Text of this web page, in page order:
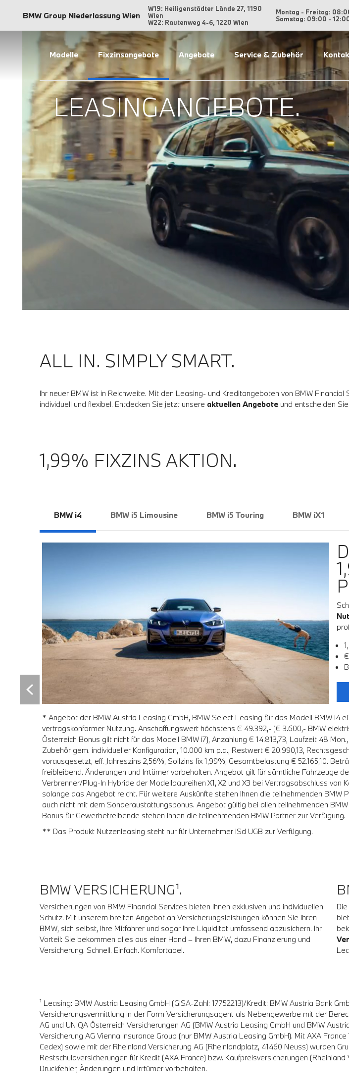
BMW Group Niederlassung Wien
W19: Heiligenstädter Lände 27, 1190
Wien
W22: Rautenweg 4-6, 1220 Wien
Montag - Freitag:
Samstag: 09:00 -
Modelle Fixzinsangebote Angebote Service & Zubehör
LEASINGANGEBOTE.
ALL IN. SIMPLY SMART.
Ihr neuer BMW ist in Reichweite. Mit den Leasing- und Kreditangeboten von BMW
individuell und flexibel. Entdecken Sie jetzt unsere aktuellen Angeboteund entscheiden
1,99% FIXZINS AKTION.
BMW i4 BMW i5 Limousine BMW i5 Touring BMW iX1
* Angebot der BMW Austria Leasing GmbH, BMW Select Leasing für das Modell BMW i4
vertragskonformer Nutzung. Anschaffungswert höchstens € 49.392,- (€ 3.600,- BMW
Österreich Bonus gilt nicht für das Modell BMW i7), Anzahlung € 14.813,73, Laufzeit 48
Zubehör gem. individueller Konfiguration, 10.000 km p.a., Restwert € 20.990,13,
vorausgesetzt, eff. Jahreszins 2,56%, Sollzins fix 1,99%, Gesamtbelastung € 52.165,10.
freibleibend. Änderungen und Irrtümer vorbehalten. Angebot gilt für sämtliche Fahrzeuge
Verbrenner/Plug-In Hybride der Modellbaureihen X1, X2 und X3 bei Vertragsabschluss von
solange das Angebot reicht. Für weitere Auskünfte stehen Ihnen die teilnehmenden
auch nicht mit dem Sonderaustattungsbonus. Angebot gültig bei allen teilnehmenden
Bonus für Gewerbetreibende stehen Ihnen die teilnehmenden BMW Partner zur Verfügung.
** Das Produkt Nutzenleasing steht nur für Unternehmer iSd UGB zur Verfügung.
BMW VERSICHERUNG¹.
Versicherungen von BMW Financial Services bieten Ihnen exklusiven und individuellen
Schutz. Mit unserem breiten Angebot an Versicherungsleistungen können Sie Ihren
BMW, sich selbst, Ihre Mitfahrer und sogar Ihre Liquidität umfassend abzusichern. Ihr
Vorteil: Sie bekommen alles aus einer Hand – Ihren BMW, dazu Finanzierung und
Versicherung. Schnell. Einfach. Komfortabel.
¹ Leasing: BMW Austria Leasing GmbH (GISA-Zahl: 17752213)/Kredit: BMW Austria Bank
Versicherungsvermittlung in der Form Versicherungsagent als Nebengewerbe mit der
AG und UNIQA Österreich Versicherungen AG (BMW Austria Leasing GmbH und BMW
Versicherung AG Vienna Insurance Group (nur BMW Austria Leasing GmbH). Mit AXA
Cedex) sowie mit der Rheinland Versicherung AG (Rheinlandplatz, 41460 Neuss) wurden
Restschuldversicherungen für Kredit (AXA France) bzw. Kaufpreisversicherungen
Druckfehler, Änderungen und Irrtümer vorbehalten.